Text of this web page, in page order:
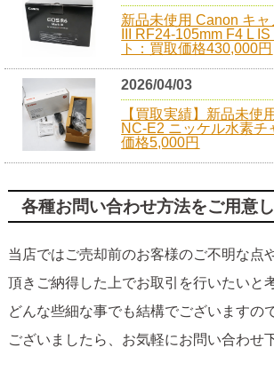
新品未使用 Canon キ
III RF24-105mm F4 L
ト：買取価格430,000円
2026/04/03
【買取実績】新品未使
NC-E2 ニッケル水素チ
価格5,000円
各種お問い合わせ方法をご用意し
当店ではご売却前のお客様のご不明な点
頂きご納得した上でお取引を行いたいと
どんな些細な事でも結構でございますの
ございましたら、お気軽にお問い合わせ